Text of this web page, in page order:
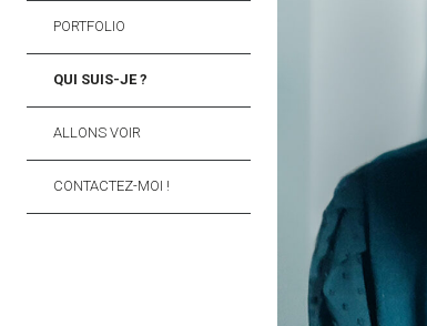
PORTFOLIO
QUI SUIS-JE ?
ALLONS VOIR
CONTACTEZ-MOI !